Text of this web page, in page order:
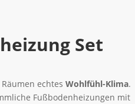
Set
Räumen echtesWohlfühl-Klima.
Fußbodenheizungen mit